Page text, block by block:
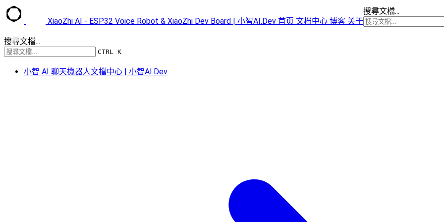
XiaoZhi AI - ESP32 Voice Robot & XiaoZhi Dev Board | 小智AI.Dev 首页 文档中心 博客 关于
搜尋文檔...
搜尋文檔...
CTRL K
小智 AI 聊天機器人文檔中心 | 小智AI.Dev